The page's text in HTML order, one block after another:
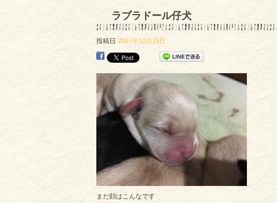
ラブラドール仔犬
投稿日 2017年10月15日
まだ顔はこんなです